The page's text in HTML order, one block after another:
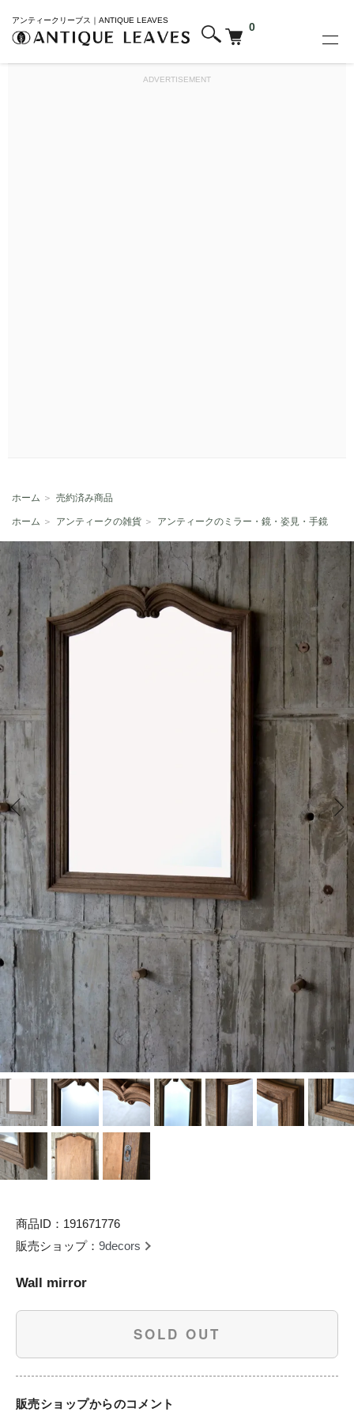
アンティークリーブス｜ANTIQUE LEAVES
0
ADVERTISEMENT
ホーム ＞ 売約済み商品
ホーム ＞ アンティークの雑貨 ＞ アンティークのミラー・鏡・姿見・手鏡
商品ID：191671776
販売ショップ： 9decors
Wall mirror
SOLD OUT
販売ショップからのコメント